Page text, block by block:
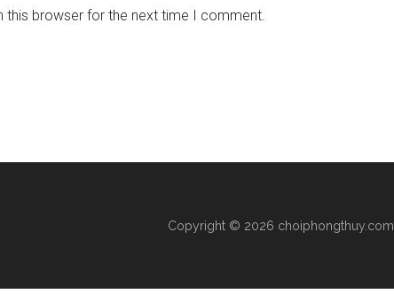
this browser for the next time I comment.
Copyright © 2026 choiphongthuy.com